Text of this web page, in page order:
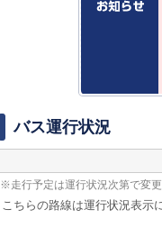
バス運行状況
※走行予定は運行状況次第で変更
こちらの路線は運行状況表示